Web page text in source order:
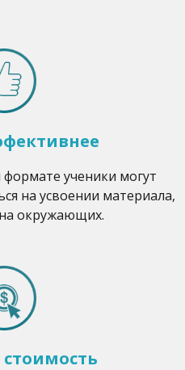
ученики могут
на усвоении материала,
окружающих.